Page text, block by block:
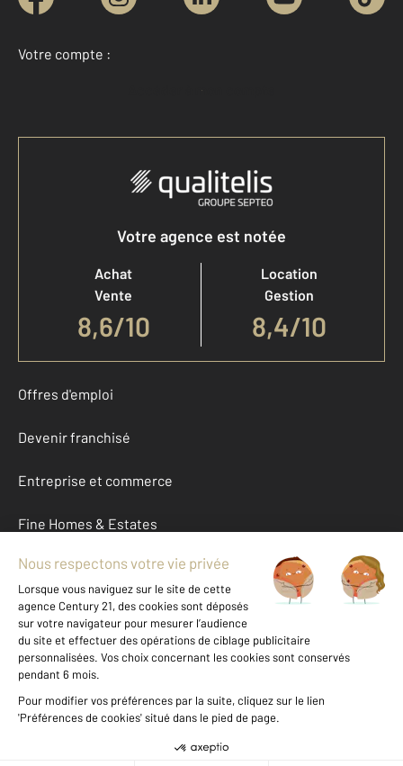
Votre compte :
Accéder à mon compte
Votre agence est notée
Achat
Vente
8,6/10
Location
Gestion
8,4/10
Offres d'emploi
Devenir franchisé
Entreprise et commerce
Fine Homes & Estates
À propos
International
Nous contacter
Données personnelles